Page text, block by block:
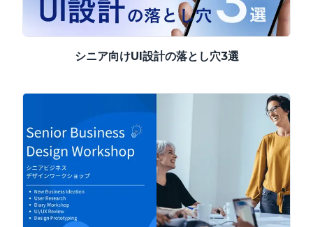
シニア向けUI設計の落とし穴3選